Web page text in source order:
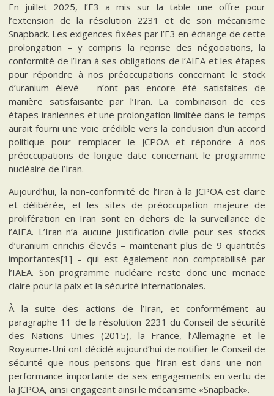
En juillet 2025, l’E3 a mis sur la table une offre pour
l’extension de la résolution 2231 et de son mécanisme
Snapback. Les exigences fixées par l’E3 en échange de cette
prolongation – y compris la reprise des négociations, la
conformité de l’Iran à ses obligations de l’AIEA et les étapes
pour répondre à nos préoccupations concernant le stock
d’uranium élevé – n’ont pas encore été satisfaites de
manière satisfaisante par l’Iran. La combinaison de ces
étapes iraniennes et une prolongation limitée dans le temps
aurait fourni une voie crédible vers la conclusion d’un accord
politique pour remplacer le JCPOA et répondre à nos
préoccupations de longue date concernant le programme
nucléaire de l’Iran.
Aujourd’hui, la non-conformité de l’Iran à la JCPOA est claire
et délibérée, et les sites de préoccupation majeure de
prolifération en Iran sont en dehors de la surveillance de
l’AIEA. L’Iran n’a aucune justification civile pour ses stocks
d’uranium enrichis élevés – maintenant plus de 9 quantités
importantes[1] – qui est également non comptabilisé par
l’IAEA. Son programme nucléaire reste donc une menace
claire pour la paix et la sécurité internationales.
À la suite des actions de l’Iran, et conformément au
paragraphe 11 de la résolution 2231 du Conseil de sécurité
des Nations Unies (2015), la France, l’Allemagne et le
Royaume-Uni ont décidé aujourd’hui de notifier le Conseil de
sécurité que nous pensons que l’Iran est dans une non-
performance importante de ses engagements en vertu de
la JCPOA, ainsi engageant ainsi le mécanisme «Snapback».